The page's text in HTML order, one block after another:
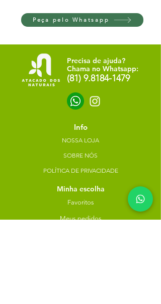
Peça pelo Whatsapp
Precisa de ajuda?
Chama no Whatsapp:
(81) 9.8184-1479
Info
NOSSA LOJA
SOBRE NÓS
POLÍTICA DE PRIVACIDADE
Minha escolha
Favoritos
Meus pedidos